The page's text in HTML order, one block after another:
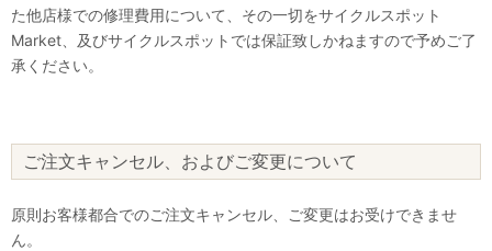
た他店様での修理費用について、その一切をサイクルスポット
Market、及びサイクルスポットでは保証致しかねますので予めご了
承ください。
ご注文キャンセル、およびご変更について
原則お客様都合でのご注文キャンセル、ご変更はお受けできませ
ん。